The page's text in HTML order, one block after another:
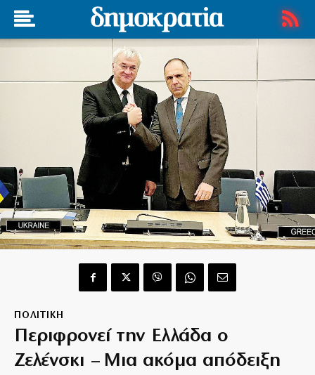
ΠΟΛΙΤΙΚΗ
Περιφρονεί την Ελλάδα ο
Ζελένσκι – Μια ακόμα απόδειξη